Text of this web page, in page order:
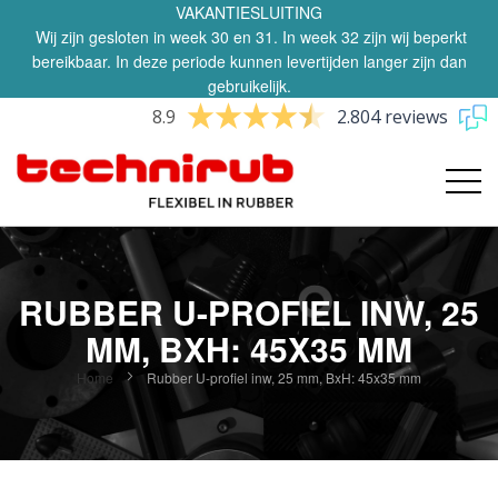
VAKANTIESLUITING
Wij zijn gesloten in week 30 en 31. In week 32 zijn wij beperkt
bereikbaar. In deze periode kunnen levertijden langer zijn dan
gebruikelijk.
8.9 2.804 reviews
RUBBER U-PROFIEL INW, 25
MM, BXH: 45X35 MM
Home Rubber U-profiel inw, 25 mm, BxH: 45x35 mm